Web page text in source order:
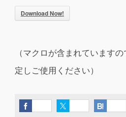
Download Now!
（マクロが含まれています
定しご使用ください）